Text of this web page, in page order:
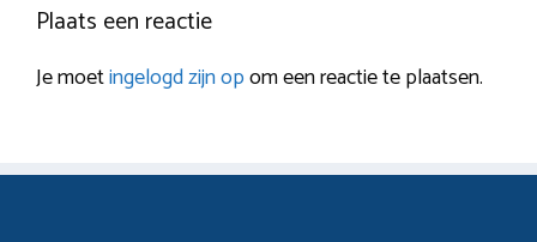
Plaats een reactie
Je moetingelogd zijn opom een reactie te plaatsen.